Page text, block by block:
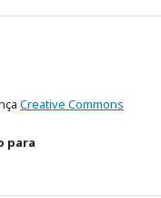
Creative Commons
para